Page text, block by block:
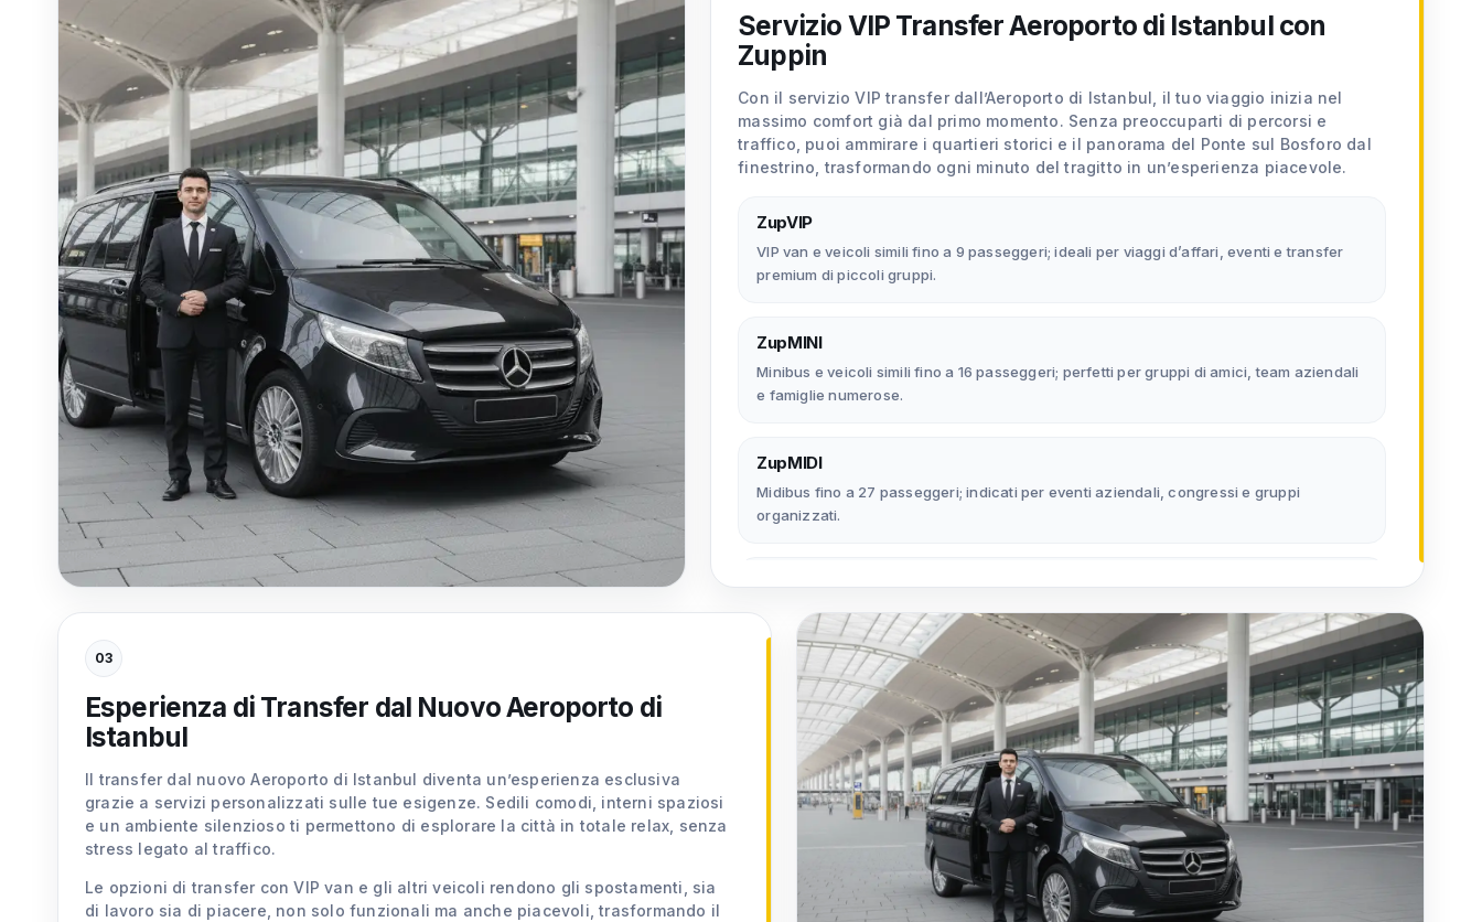
Servizio VIP Transfer Aeroporto di Istanbul con
Zuppin
Con il servizio VIP transfer dall’Aeroporto di Istanbul, il tuo viaggio inizia nel
massimo comfort già dal primo momento. Senza preoccuparti di percorsi e
traffico, puoi ammirare i quartieri storici e il panorama del Ponte sul Bosforo dal
finestrino, trasformando ogni minuto del tragitto in un’esperienza piacevole.
ZupVIP
VIP van e veicoli simili fino a 9 passeggeri; ideali per viaggi d’affari, eventi e transfer
premium di piccoli gruppi.
ZupMINI
Minibus e veicoli simili fino a 16 passeggeri; perfetti per gruppi di amici, team aziendali
e famiglie numerose.
ZupMIDI
Midibus fino a 27 passeggeri; indicati per eventi aziendali, congressi e gruppi
organizzati.
ZupBUS
Pullman fino a 46 passeggeri; la migliore soluzione per fiere, convention e
trasferimenti di grandi gruppi.
03
Esperienza di Transfer dal Nuovo Aeroporto di
Istanbul
Il transfer dal nuovo Aeroporto di Istanbul diventa un’esperienza esclusiva
grazie a servizi personalizzati sulle tue esigenze. Sedili comodi, interni spaziosi
e un ambiente silenzioso ti permettono di esplorare la città in totale relax, senza
stress legato al traffico.
Le opzioni di transfer con VIP van e gli altri veicoli rendono gli spostamenti, sia
di lavoro sia di piacere, non solo funzionali ma anche piacevoli, trasformando il